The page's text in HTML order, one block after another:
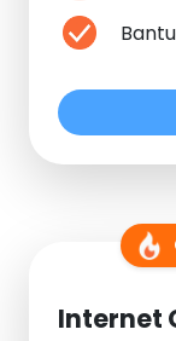
Internet